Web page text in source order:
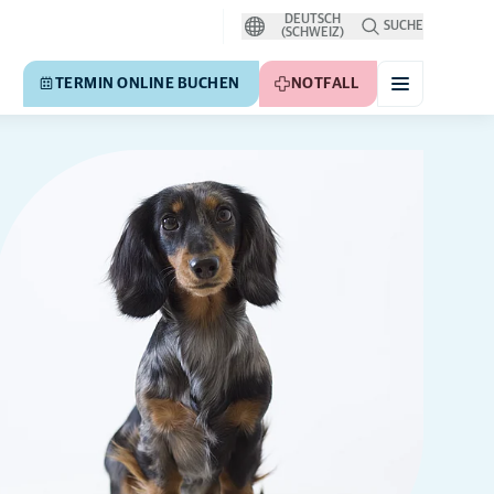
DEUTSCH
(SCHWEIZ)
SUCHE
TERMIN ONLINE BUCHEN NOTFALL